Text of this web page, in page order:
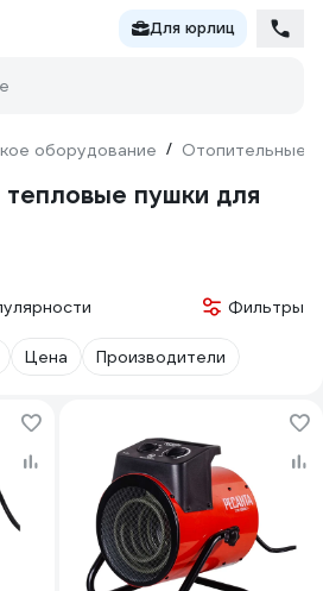
Для юрлиц
оборудование / Отопительные
пушки для
Фильтры
Цена Производители